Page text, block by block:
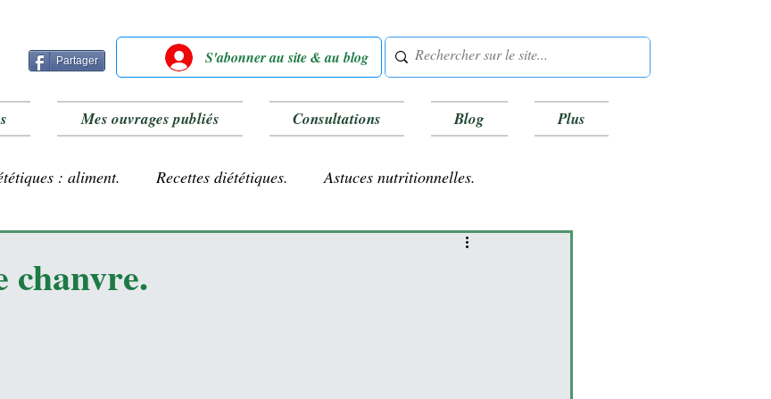
Partager S'abonner au site & au blog
Mes ouvrages publiés Consultations Blog Plus
: aliment. Recettes diététiques. Astuces nutritionnelles.
chanvre.